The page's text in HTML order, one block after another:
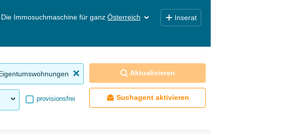
Die Immosuchmaschine für ganz Österreich Inserat
provisionsfrei
Aktualisieren
Suchagent aktivieren